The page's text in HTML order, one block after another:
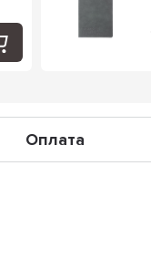
Оплата